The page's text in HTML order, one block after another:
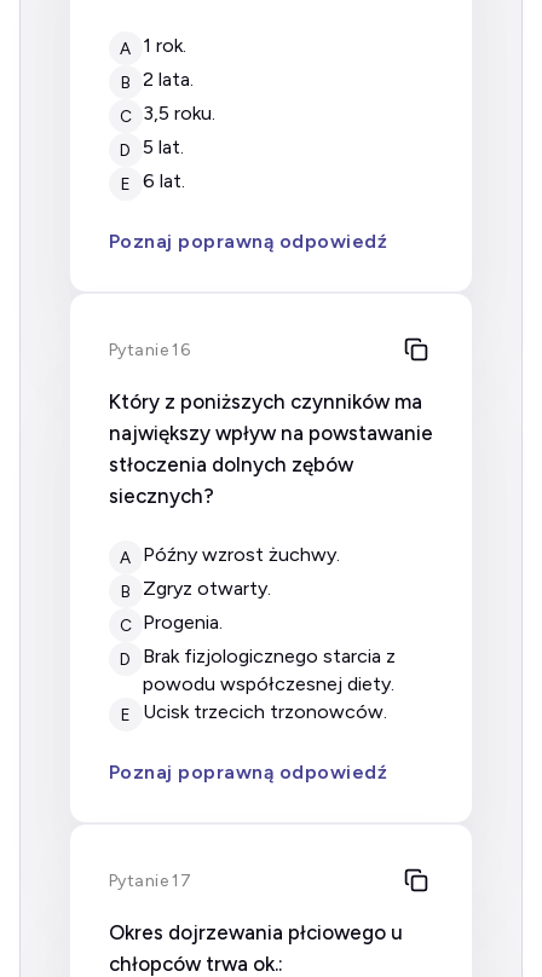
A 1 rok.
B 2 lata.
C 3,5 roku.
D 5 lat.
E 6 lat.
Poznaj poprawną odpowiedź
Pytanie 16
Który z poniższych czynników ma
największy wpływ na powstawanie
stłoczenia dolnych zębów
siecznych?
A późny wzrost żuchwy.
B zgryz otwarty.
C progenia.
D
brak fizjologicznego starcia z
powodu współczesnej diety.
E ucisk trzecich trzonowców.
Poznaj poprawną odpowiedź
Pytanie 17
Okres dojrzewania płciowego u
chłopców trwa ok.: